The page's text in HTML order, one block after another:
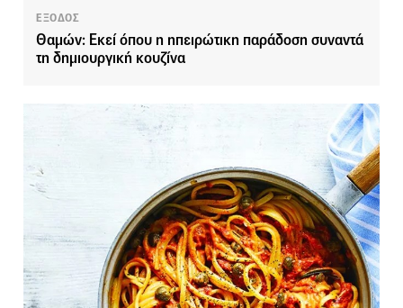
ΕΞΟΔΟΣ
Θαμών: Εκεί όπου η ηπειρώτικη παράδοση συναντά
τη δημιουργική κουζίνα